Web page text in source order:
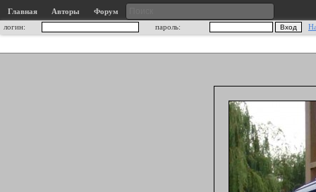
Главная Авторы
Форум
логин:
пароль: